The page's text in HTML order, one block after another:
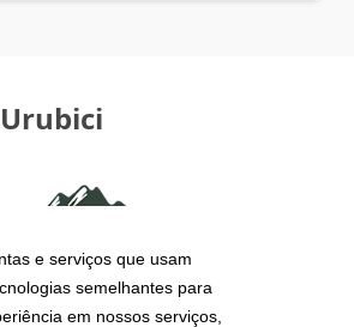
e serviços que usam
semelhantes para
em nossos serviços,